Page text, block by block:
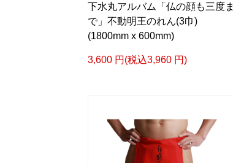
下水丸アルバム「仏の顔も三度ま
で」不動明王のれん(3巾)
(1800mm x 600mm)
3,600 円(税込3,960 円)